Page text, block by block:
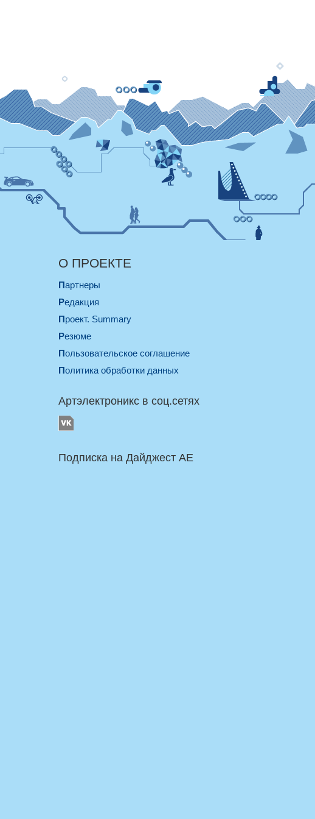
О ПРОЕКТЕ
Партнеры
Редакция
Проект. Summary
Резюме
Пользовательское соглашение
Политика обработки данных
Артэлектроникс в соц.сетях
Подписка на Дайджест AE